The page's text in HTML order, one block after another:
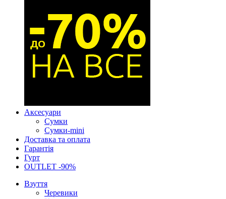
Аксесуари
Сумки
Сумки-mini
Доставка та оплата
Гарантія
Гурт
OUTLET -90%
Взуття
Черевики